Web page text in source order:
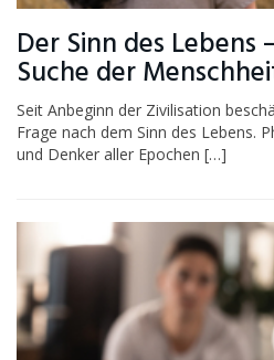
Der Sinn des Lebens
Suche der
Seit Anbeginn der Zivilisation
Frage nach dem Sinn des Lebens.
und Denker aller Epochen […]